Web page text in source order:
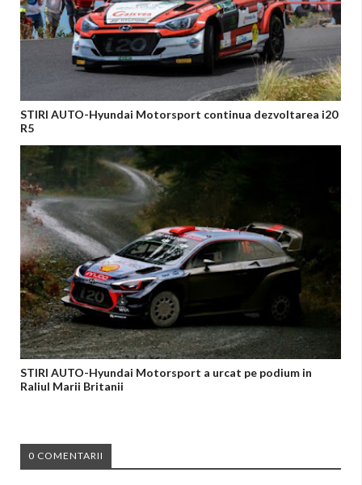
STIRI AUTO-Hyundai Motorsport continua dezvoltarea i20
R5
STIRI AUTO-Hyundai Motorsport a urcat pe podium in
Raliul Marii Britanii
0 COMENTARII